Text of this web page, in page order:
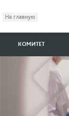
На главную
КОМИТЕТ